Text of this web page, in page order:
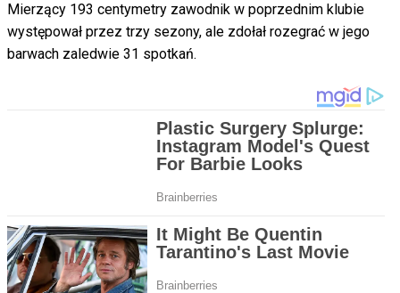
Mierzący 193 centymetry zawodnik w poprzednim klubie
występował przez trzy sezony, ale zdołał rozegrać w jego
barwach zaledwie 31 spotkań.